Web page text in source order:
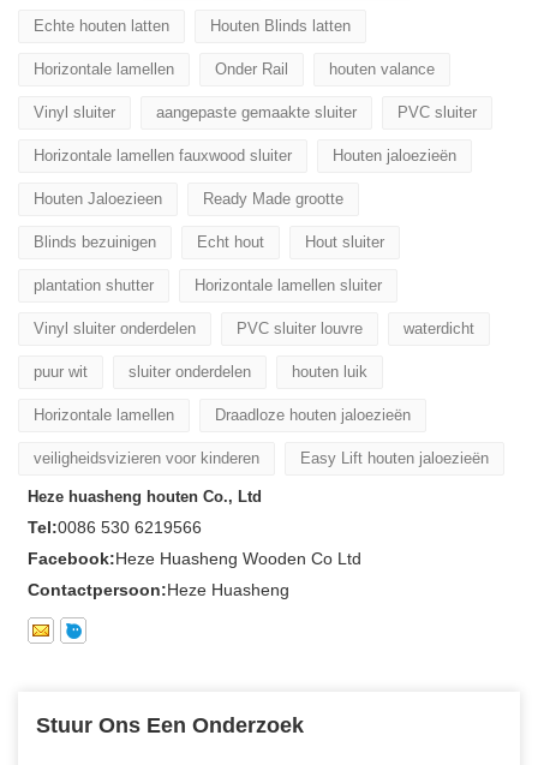
Echte houten latten Houten Blinds latten
Horizontale lamellen Onder Rail houten valance
Vinyl sluiter aangepaste gemaakte sluiter PVC sluiter
Horizontale lamellen fauxwood sluiter Houten jaloezieën
Houten Jaloezieen Ready Made grootte
Blinds bezuinigen Echt hout Hout sluiter
plantation shutter Horizontale lamellen sluiter
Vinyl sluiter onderdelen PVC sluiter louvre waterdicht
puur wit sluiter onderdelen houten luik
Horizontale lamellen Draadloze houten jaloezieën
veiligheidsvizieren voor kinderen Easy Lift houten jaloezieën
Heze huasheng houten Co., Ltd
Tel:0086 530 6219566
Facebook:Heze Huasheng Wooden Co Ltd
Contactpersoon:Heze Huasheng
Stuur Ons Een Onderzoek